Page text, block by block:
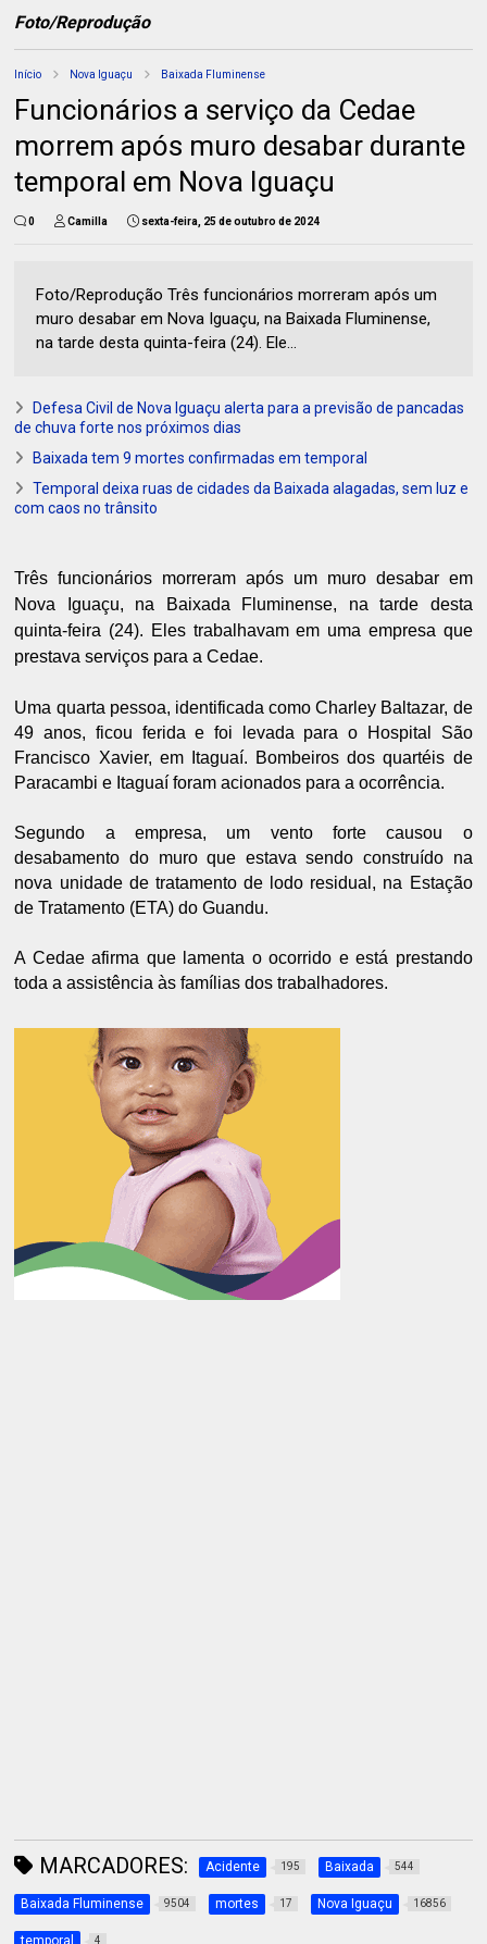
Foto/Reprodução
Início Nova Iguaçu Baixada Fluminense
Funcionários a serviço da Cedae
morrem após muro desabar durante
temporal em Nova Iguaçu
0 Camilla sexta-feira, 25 de outubro de 2024
Foto/Reprodução Três funcionários morreram após um
muro desabar em Nova Iguaçu, na Baixada Fluminense,
na tarde desta quinta-feira (24). Ele...
Defesa Civil de Nova Iguaçu alerta para a previsão de pancadas
de chuva forte nos próximos dias
Baixada tem 9 mortes confirmadas em temporal
Temporal deixa ruas de cidades da Baixada alagadas, sem luz e
com caos no trânsito
Três funcionários morreram após um muro desabar em
Nova Iguaçu, na Baixada Fluminense, na tarde desta
quinta-feira (24). Eles trabalhavam em uma empresa que
prestava serviços para a Cedae.
Uma quarta pessoa, identificada como Charley Baltazar, de
49 anos, ficou ferida e foi levada para o Hospital São
Francisco Xavier, em Itaguaí. Bombeiros dos quartéis de
Paracambi e Itaguaí foram acionados para a ocorrência.
Segundo a empresa, um vento forte causou o
desabamento do muro que estava sendo construído na
nova unidade de tratamento de lodo residual, na Estação
de Tratamento (ETA) do Guandu.
A Cedae afirma que lamenta o ocorrido e está prestando
toda a assistência às famílias dos trabalhadores.
MARCADORES: Acidente 195 Baixada 544
Baixada Fluminense 9504 mortes 17 Nova Iguaçu 16856
temporal 4